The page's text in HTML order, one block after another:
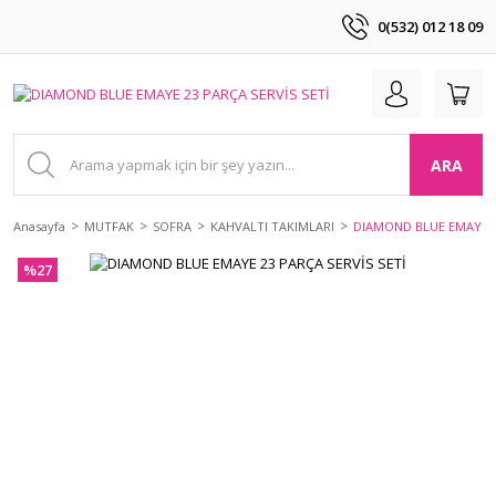
0(532) 012 18 09
ARA
Anasayfa MUTFAK SOFRA KAHVALTI TAKIMLARI DIAMOND BLUE EMAYE
%27